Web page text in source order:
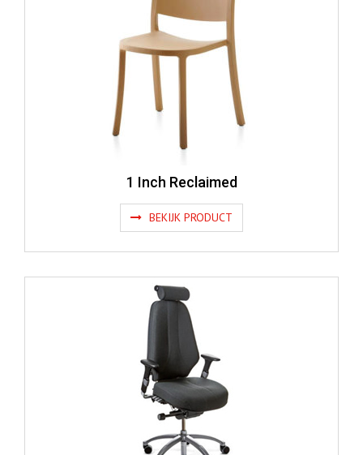
1 Inch Reclaimed
BEKIJK PRODUCT